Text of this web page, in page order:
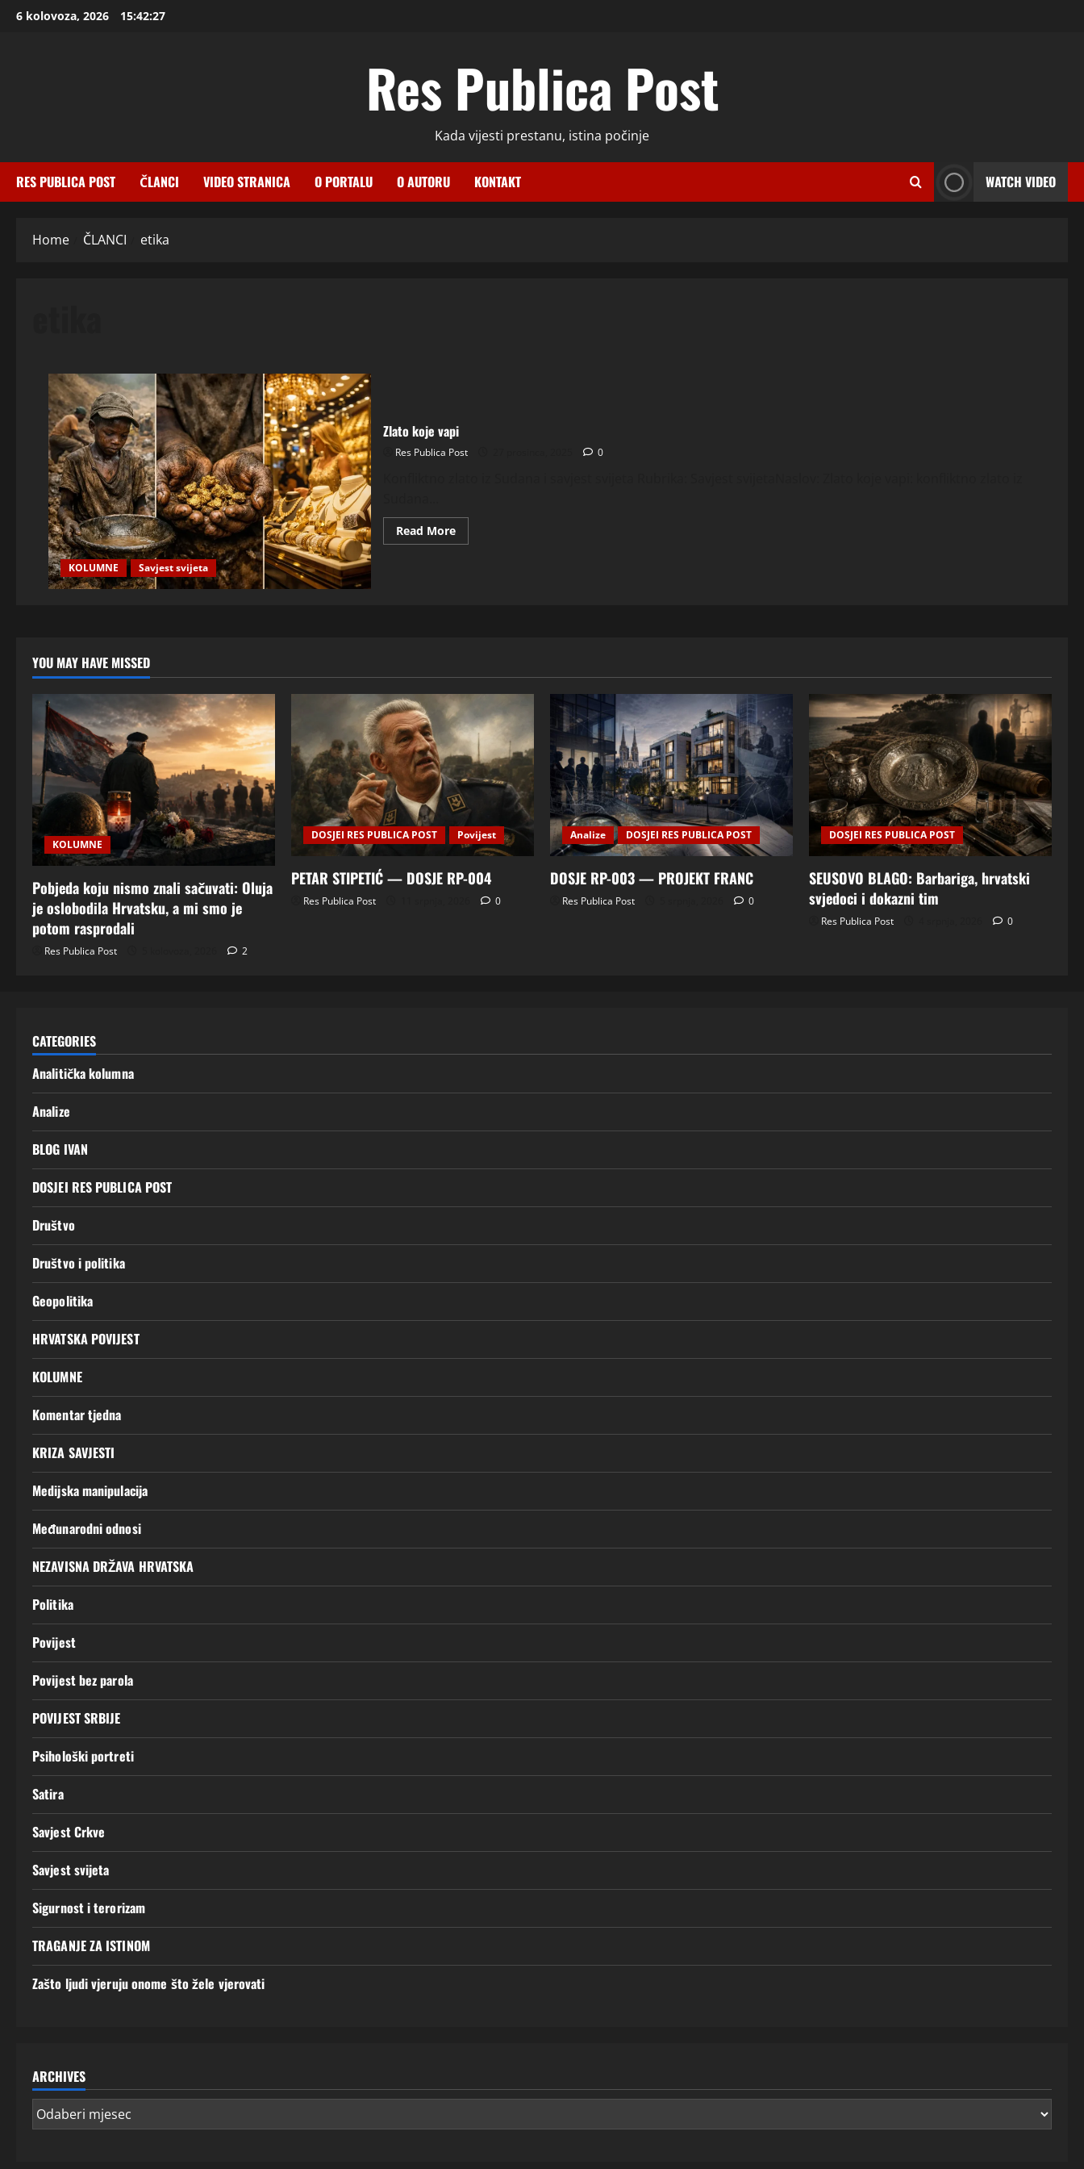
Skip6 kolovoza, 2026 15:42:28
Res Publica Post
Kada vijesti prestanu, istina počinje
RES PUBLICA POST ČLANCI VIDEO STRANICA O PORTALU O AUTORU KONTAKT WATCH VIDEO
Home ČLANCI etika
KOLUMNE Savjest svijeta
Zlato koje vapi
Res Publica Post 0
Read MoreRead
more
YOU MAY HAVE MISSED
KOLUMNE
Pobjeda koju nismo znali sačuvati: Oluja
je oslobodila Hrvatsku, a mi smo je
potom rasprodali
Res Publica Post 2
DOSJEI RES PUBLICA POST Povijest
PETAR STIPETIĆ — DOSJE RP-004
Res Publica Post 0
Analize DOSJEI RES PUBLICA POST
DOSJE RP-003 — PROJEKT FRANC
Res Publica Post 0
DOSJEI RES PUBLICA POST
SEUSOVO BLAGO: Barbariga, hrvatski
svjedoci i dokazni tim
Res Publica Post 0
CATEGORIES
Analitička kolumna
Analize
BLOG IVAN
DOSJEI RES PUBLICA POST
Društvo
Društvo i politika
Geopolitika
HRVATSKA POVIJEST
KOLUMNE
Komentar tjedna
KRIZA SAVJESTI
Medijska manipulacija
Međunarodni odnosi
NEZAVISNA DRŽAVA HRVATSKA
Politika
Povijest
Povijest bez parola
POVIJEST SRBIJE
Psihološki portreti
Satira
Savjest Crkve
Savjest svijeta
Sigurnost i terorizam
TRAGANJE ZA ISTINOM
Zašto ljudi vjeruju onome što žele vjerovati
ARCHIVES